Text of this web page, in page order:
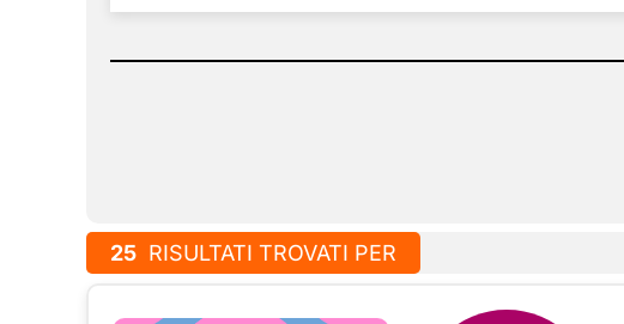
25 RISULTATI TROVATI PER